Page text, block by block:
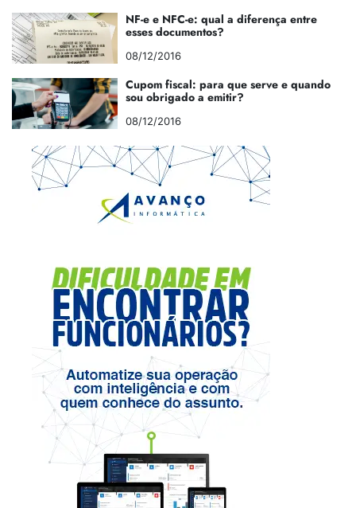
NF-e e NFC-e: qual a diferença entre
esses documentos?
08/12/2016
Cupom fiscal: para que serve e quando
sou obrigado a emitir?
08/12/2016